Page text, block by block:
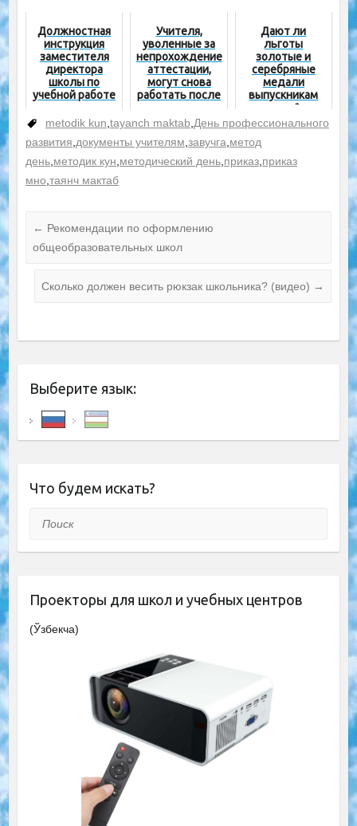
Должностная
инструкция
заместителя
директора
школы по
учебной работе
Учителя,
уволенные за
непрохождение
аттестации,
могут снова
работать после
профессиональ
сертификата
Дают ли
льготы
золотые и
серебряные
медали
выпускникам
школ?
metodik kun,tayanch maktab,День профессионального
развития,документы учителям,завучга,метод
день,методик кун,методический день,приказ,приказ
мно,таянч мактаб
← Рекомендации по оформлению
общеобразовательных школ
Сколько должен весить рюкзак школьника? (видео) →
Выберите язык:
Что будем искать?
Поиск
Проекторы для школ и учебных центров
(Ўзбекча)